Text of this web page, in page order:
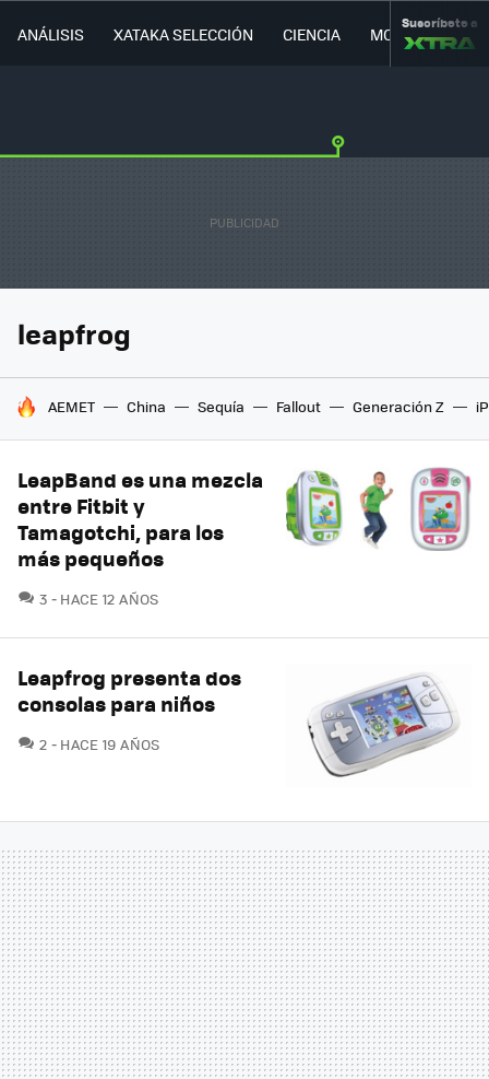
ANÁLISIS XATAKA SELECCIÓN CIENCIA MOVILIDAD
Suscríbete a
leapfrog
HOY SE HABLA DE
AEMET China Sequía Fallout Generación Z
LeapBand es una mezcla
entre Fitbit y
Tamagotchi, para los
más pequeños
3 COMENTARIOS
HACE 12 AÑOS
Leapfrog presenta dos
consolas para niños
2 COMENTARIOS
HACE 19 AÑOS